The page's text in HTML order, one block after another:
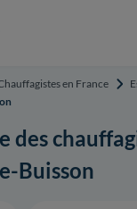
en France
des
Buisson